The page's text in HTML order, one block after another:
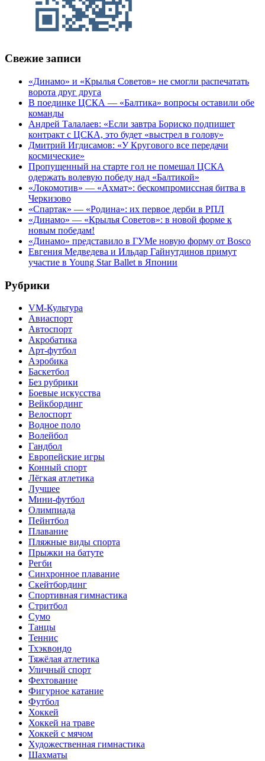
Свежие записи
«Динамо» и «Крылья Советов» не смогли распечатать
ворота друг друга
В поединке ЦСКА — «Балтика» вопросы оставили обе
команды
Андрей Талалаев: «Если завтра Бориско подпишет
контракт с ЦСКА, это будет «выстрел в голову»
Дмитрий Игдисамов: «У Кругового все передачи
космические»
Пропущенный на старте гол не помешал ЦСКА
одержать волевую победу над «Балтикой»
«Локомотив» — «Ахмат»: бескомпромиссная битва в
Черкизово
«Спартак» — «Родина»: их первое дерби в РПЛ
«Динамо» — «Крылья Советов»: в новой форме к
новым победам!
«Динамо» представило в ГУМе новую форму от Bosco
Евгения Медведева и Ильдар Гайнутдинов примут
участие в Young Star Ballet в Японии
Рубрики
VM-Культура
Авиаспорт
Автоспорт
Акробатика
Арт-футбол
Аэробика
Баскетбол
Без рубрики
Боевые искусства
Вейкбординг
Велоспорт
Водное поло
Волейбол
Гандбол
Европейские игры
Конный спорт
Лёгкая атлетика
Лучшее
Мини-футбол
Олимпиада
Пейнтбол
Плавание
Пляжные виды спорта
Прыжки на батуте
Регби
Синхронное плавание
Скейтбординг
Спортивная гимнастика
Стритбол
Сумо
Танцы
Теннис
Тхэквондо
Тяжёлая атлетика
Уличный спорт
Фехтование
Фигурное катание
Футбол
Хоккей
Хоккей на траве
Хоккей с мячом
Художественная гимнастика
Шахматы